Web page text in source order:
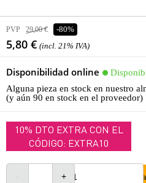
PVP 29,00 € -80%
5,80 € (incl. 21% IVA)
Disponibilidad online
Alguna pieza en stock en nuestro
(y aún 90 en stock en el proveedor)
10% DTO EXTRA CON EL
CÓDIGO: EXTRA10